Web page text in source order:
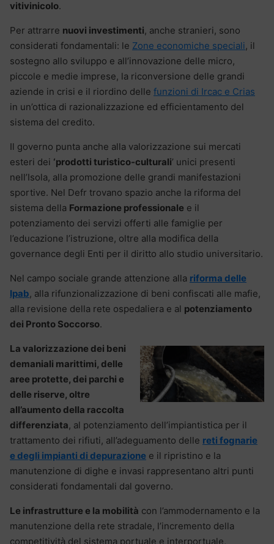
vitivinicolo.
Per attrarre nuovi investimenti, anche stranieri, sono
considerati fondamentali: le Zone economiche speciali, il
sostegno allo sviluppo e all’innovazione delle micro,
piccole e medie imprese, la riconversione delle grandi
aziende in crisi e il riordino delle funzioni di Ircac e Crias
in un’ottica di razionalizzazione ed efficientamento del
sistema del credito.
Il governo punta anche alla valorizzazione sui mercati
esteri dei ‘prodotti turistico-culturali’ unici presenti
nell’Isola, alla promozione delle grandi manifestazioni
sportive. Nel Defr trovano spazio anche la riforma del
sistema della Formazione professionale e il
potenziamento dei servizi offerti alle famiglie per
l’educazione l’istruzione, oltre alla modifica della
governance degli Enti per il diritto allo studio universitario.
Nel campo sociale grande attenzione alla riforma delle
Ipab, alla rifunzionalizzazione di beni confiscati alle mafie,
alla revisione della rete ospedaliera e al potenziamento
dei Pronto Soccorso.
La valorizzazione dei beni
demaniali marittimi, delle
aree protette, dei parchi e
delle riserve, oltre
all’aumento della raccolta
differenziata, al potenziamento dell’impiantistica per il
trattamento dei rifiuti, all’adeguamento delle reti fognarie
e degli impianti di depurazione e il ripristino e la
manutenzione di dighe e invasi rappresentano altri punti
considerati fondamentali dal governo.
Le infrastrutture e la mobilità con l’ammodernamento e la
manutenzione della rete stradale, l’incremento della
competitività del sistema portuale e interportuale,